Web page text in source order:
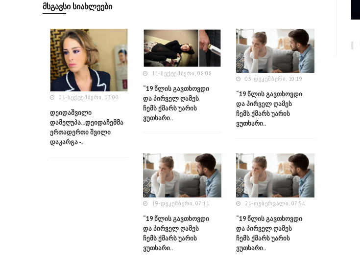
ᲛᲡᲒᲐᲕᲡᲘ ᲡᲘᲐᲮᲚᲔᲔᲑᲘ
01-ᲡᲔᲥᲢᲔᲛᲑᲔᲠᲘ, 13:00
დეიდაშვილი
დამეღუპა...დეიდაჩემმა
ერთადერთი შვილი
დაკარგა -..
11-ᲡᲔᲥᲢᲔᲛᲑᲔᲠᲘ, 08:08
“19 წლის გავთხოვდი
და პირველ ღამეს
ჩემს ქმარს უარის
ვუთხარი..
03-ᲓᲔᲙᲔᲛᲑᲔᲠᲘ, 10:19
“19 წლის გავთხოვდი
და პირველ ღამეს
ჩემს ქმარს უარის
ვუთხარი..
19-ᲓᲔᲙᲔᲛᲑᲔᲠᲘ, 07:11
“19 წლის გავთხოვდი
და პირველ ღამეს
ჩემს ქმარს უარის
ვუთხარი..
21-ᲗᲔᲑᲔᲠᲕᲐᲚᲘ, 07:54
“19 წლის გავთხოვდი
და პირველ ღამეს
ჩემს ქმარს უარის
ვუთხარი..